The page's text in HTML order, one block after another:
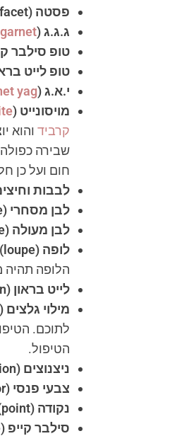
פסטה (facet)
ג.ג.ג(
טופ סילבר
טופ לייט
י.א.ג(
yag
מויסונייט (
קרביד
חום ועל כן
לבבות
לבן מסחרי (commercial white)
לבן מעולה (top white)
לופה (loupe)
הלופה תהיה
לייט בראון (light brown)
מילוי גלצים (fracture treatment)
לתוכם.
הטיפול.
ניצנוצים (scintillation)
צבעי פנסי (fancy color)
נקודה (point)
סילבר קייפ (silver cape)